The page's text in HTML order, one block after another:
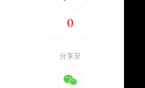
0
分享至